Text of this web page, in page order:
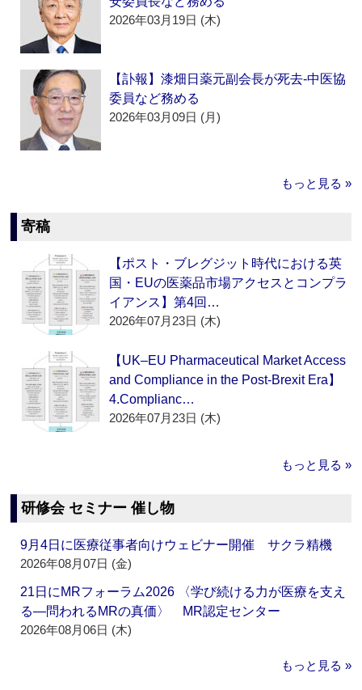
2026年03月19日 (木)
【訃報】漆畑日薬元副会長が死去‐中医協
委員など務める
2026年03月09日 (月)
もっと見る »
寄稿
【ポスト・ブレグジット時代における英
国・EUの医薬品市場アクセスとコンプラ
イアンス】第4回…
2026年07月23日 (木)
【UK–EU Pharmaceutical Market Access
and Compliance in the Post-Brexit Era】
4.Complianc…
2026年07月23日 (木)
もっと見る »
研修会 セミナー 催し物
9月4日に医療従事者向けウェビナー開催 サクラ精機
2026年08月07日 (金)
21日にMRフォーラム2026 〈学び続ける力が医療を支え
る―問われるMRの真価〉 MR認定センター
2026年08月06日 (木)
もっと見る »